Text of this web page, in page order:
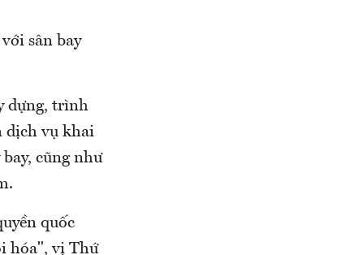
sân bay
dựng, trình
dịch vụ khai
cũng như
quốc
hóa", vị Thứ